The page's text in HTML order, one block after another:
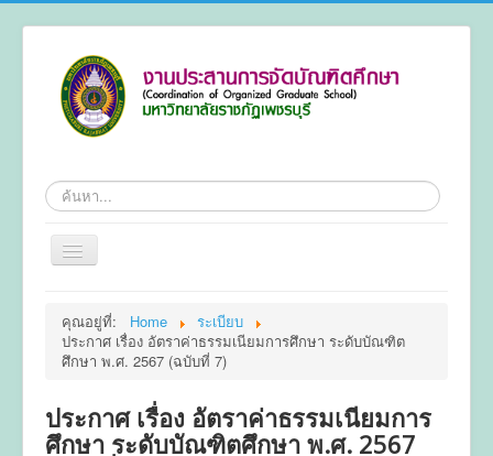
ค้นหา
สลับ
เน
ชั่น
ข้อมูลทั่วไป
ระเบียบ
คุณอยู่ที่: Home
ระเบียบ
ประกาศ เรื่อง อัตราค่าธรรมเนียมการศึกษา ระดับบัณฑิต
ศึกษา พ.ศ. 2567 (ฉบับที่ 7)
ประกาศ เรื่อง อัตราค่าธรรมเนียมการ
ศึกษา ระดับบัณฑิตศึกษา พ.ศ. 2567